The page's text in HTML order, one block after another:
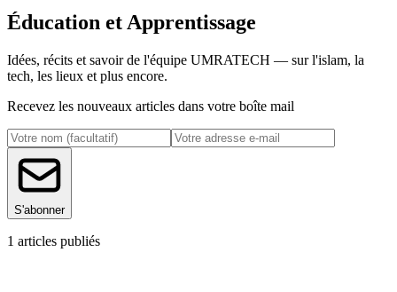
Éducation et Apprentissage
Idées, récits et savoir de l'équipe UMRATECH — sur l'islam, la
tech, les lieux et plus encore.
Recevez les nouveaux articles dans votre boîte mail
S'abonner
1 articles publiés